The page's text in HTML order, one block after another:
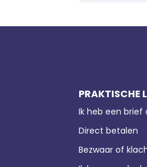
PRAKTISCHE
Ik heb een brief
Direct betalen
Bezwaar of